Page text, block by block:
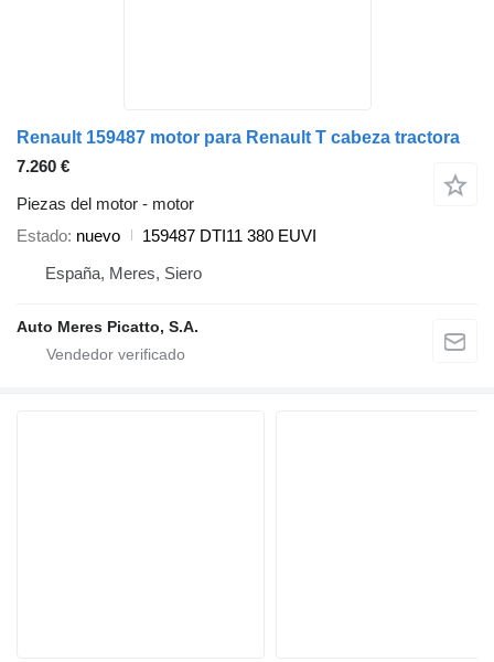
Renault 159487 motor para Renault T cabeza tractora
7.260 €
Piezas del motor - motor
Estado nuevo
159487 DTI11 380 EUVI
España, Meres, Siero
Auto Meres Picatto, S.A.